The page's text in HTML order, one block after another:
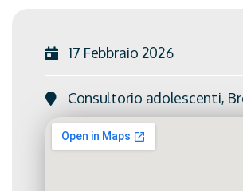
17 Febbraio 2026
Consultorio adolescenti,